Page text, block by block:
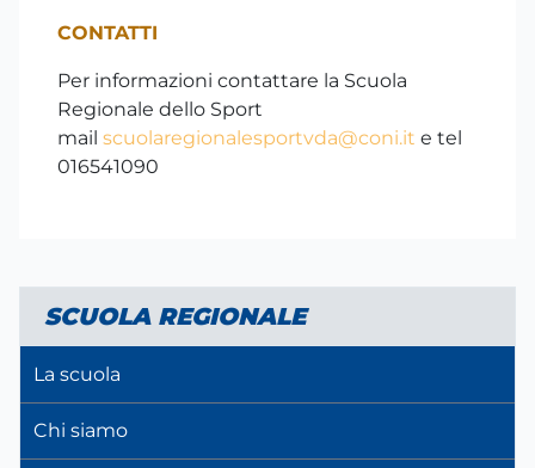
CONTATTI
Per informazioni contattare la Scuola
Regionale dello Sport
mail scuolaregionalesportvda@coni.it e tel
016541090
SCUOLA REGIONALE
La scuola
Chi siamo